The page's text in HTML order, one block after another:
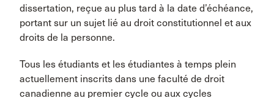
dissertation, reçue au plus tard à la date d’échéance,
portant sur un sujet lié au droit constitutionnel et aux
droits de la personne.
Tous les étudiants et les étudiantes à temps plein
actuellement inscrits dans une faculté de droit
canadienne au premier cycle ou aux cycles